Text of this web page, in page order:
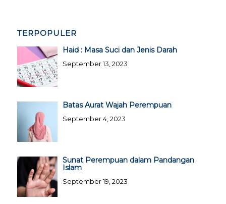
TERPOPULER
Haid : Masa Suci dan Jenis Darah
September 13, 2023
Batas Aurat Wajah Perempuan
September 4, 2023
Sunat Perempuan dalam Pandangan
Islam
September 19, 2023